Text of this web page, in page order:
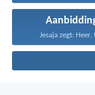
Jesaja zegt: Heer,